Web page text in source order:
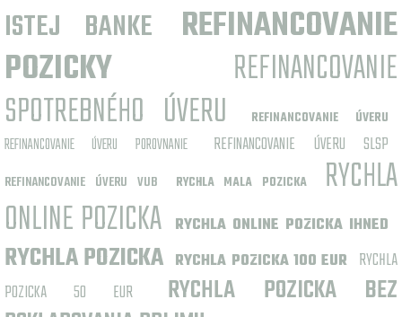
ISTEJ BANKE
REFINANCOVANIE
POZICKY
REFINANCOVANIE
SPOTREBNÉHO ÚVERU
REFINANCOVANIE ÚVERU
REFINANCOVANIE ÚVERU POROVNANIE REFINANCOVANIE ÚVERU SLSP
REFINANCOVANIE ÚVERU VUB RYCHLA MALA POZICKA
RYCHLA
ONLINE POZICKA
RYCHLA ONLINE POZICKA IHNED
RYCHLA POZICKA RYCHLA POZICKA 100 EUR RYCHLA
POZICKA 50 EUR
RYCHLA POZICKA BEZ